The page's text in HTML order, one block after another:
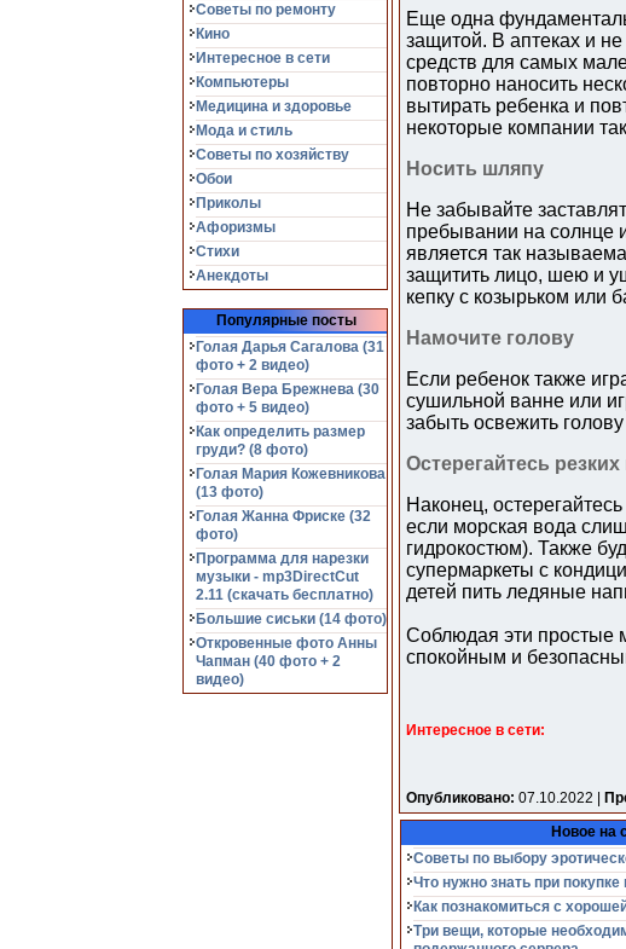
Советы по ремонту
Кино
Интересное в сети
Компьютеры
Медицина и здоровье
Мода и стиль
Советы по хозяйству
Обои
Приколы
Афоризмы
Стихи
Анекдоты
Популярные посты
Голая Дарья Сагалова (31
фото + 2 видео)
Голая Вера Брежнева (30
фото + 5 видео)
Как определить размер
груди? (8 фото)
Голая Мария Кожевникова
(13 фото)
Голая Жанна Фриске (32
фото)
Программа для нарезки
музыки - mp3DirectCut
2.11 (cкачать бесплатно)
Большие сиськи (14 фото)
Откровенные фото Анны
Чапман (40 фото + 2
видео)
Еще одна
защитой. В аптеках и
средств для самых
повторно наносить
вытирать ребенка и
некоторые компании
Носить шляпу
Не забывайте
пребывании на солнце
является так
защитить лицо, шею и
кепку с козырьком или
Намочите голову
Если ребенок также
сушильной ванне или
забыть освежить
Остерегайтесь
Наконец,
если морская вода
гидрокостюм). Также
супермаркеты с
детей пить ледяные
Соблюдая эти простые
спокойным и
Интересное в сети:
Опубликовано: 07.10.2022 |
Новое на
Советы по выбору
Что нужно знать при покупке
Как познакомиться с
Три вещи, которые